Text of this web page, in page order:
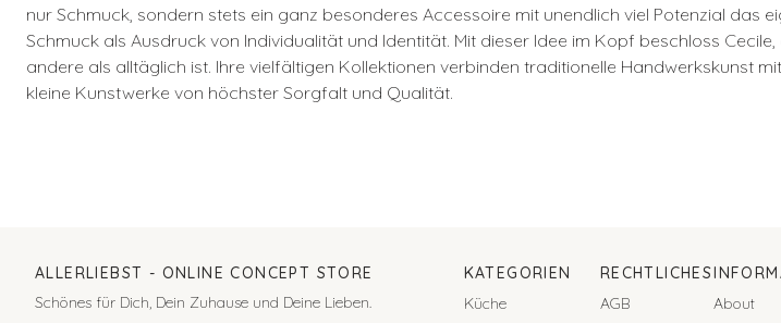
nur Schmuck, sondern stets ein ganz besonderes Accessoire mit unendlich viel Potenzial das
Schmuck als Ausdruck von Individualität und Identität. Mit dieser Idee im Kopf beschloss
andere als alltäglich ist. Ihre vielfältigen Kollektionen verbinden traditionelle Handwerkskunst
kleine Kunstwerke von höchster Sorgfalt und Qualität.
ALLERLIEBST - ONLINE CONCEPT STORE
Schönes für Dich, Dein Zuhause und Deine Lieben.
KATEGORIEN
Küche
RECHTLICHES
AGB
About